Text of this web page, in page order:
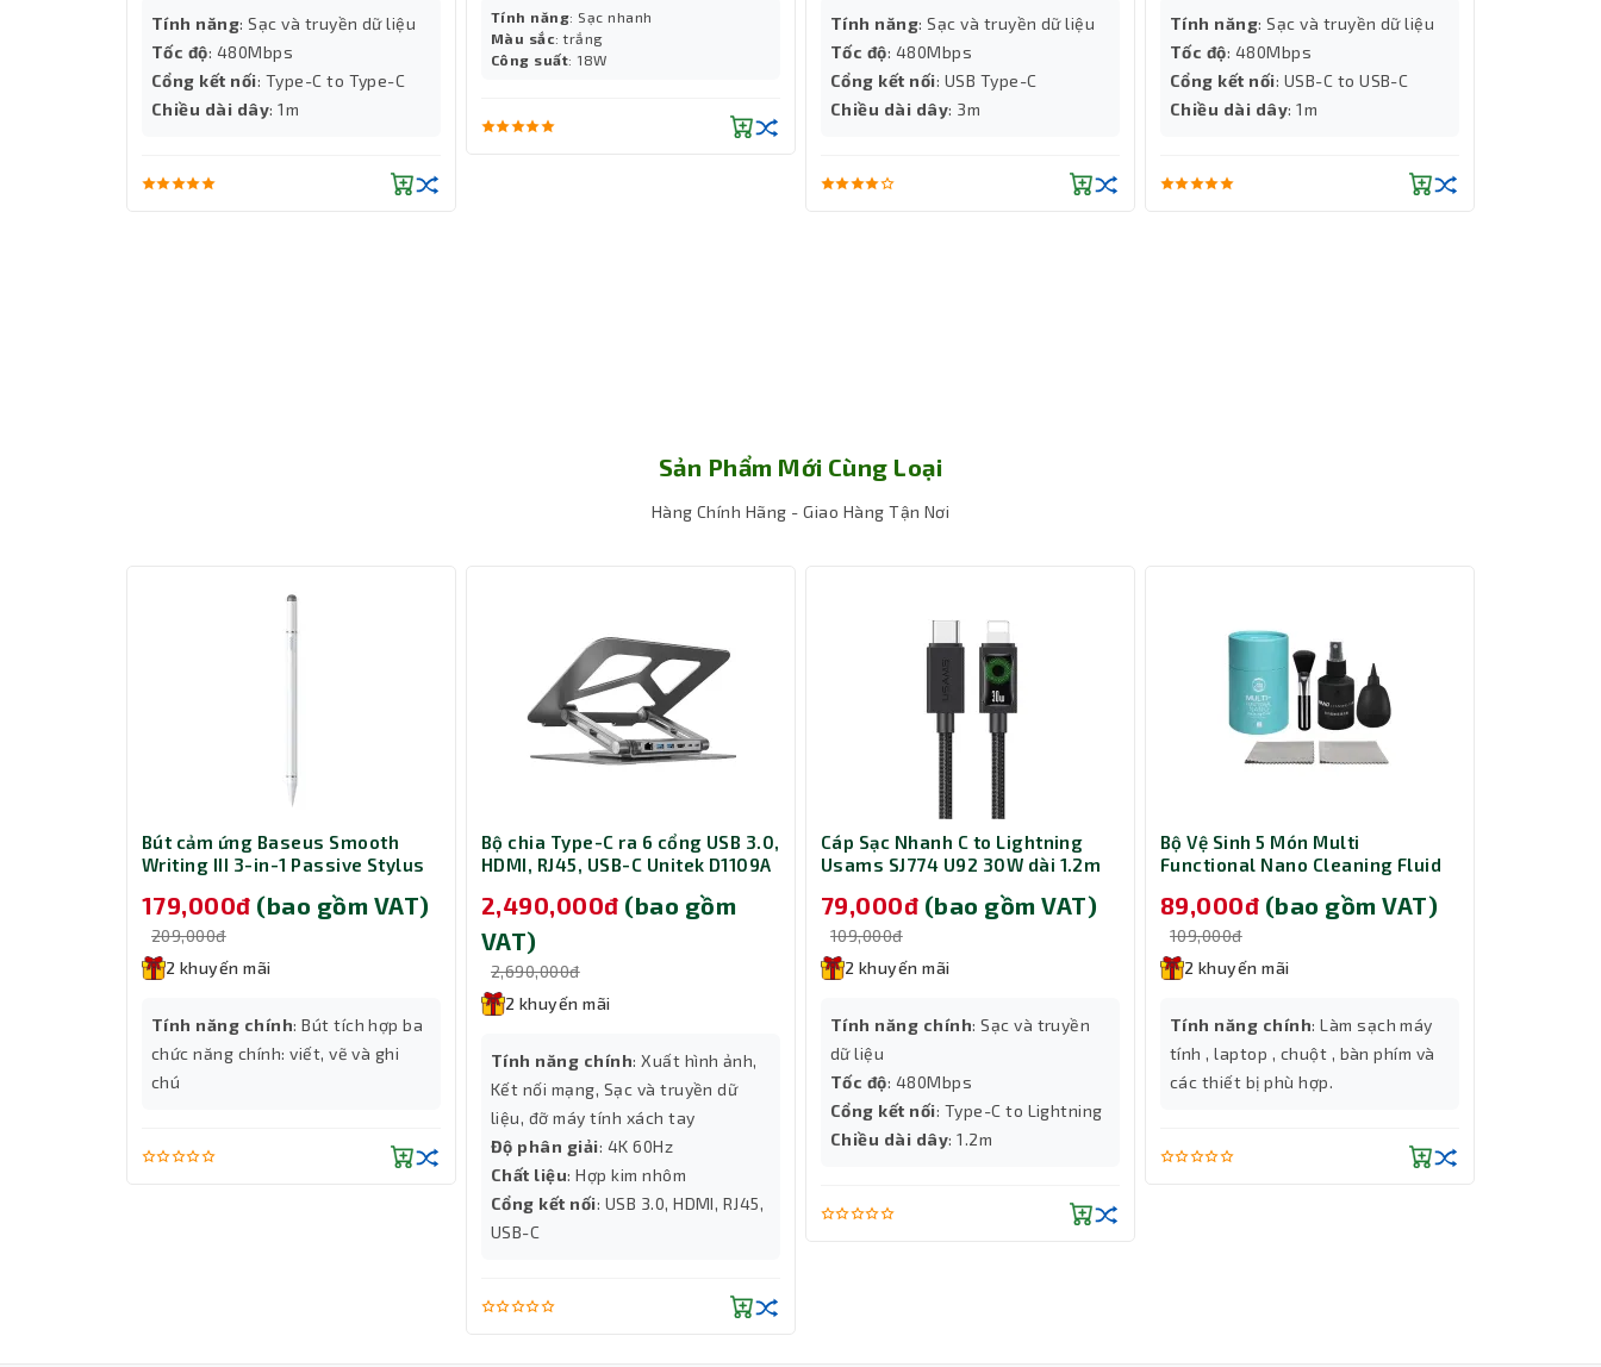
Kết Nối Không Dây Linh Hoạt
Với công nghệ kết nối không dây thông qua USB-A, Logitech k400 bluetooth mang lại sự linh hoạt cho việc kết nối với
nhiều thiết bị khác nhau. Việc cài đặt đơn giản và nhanh chóng giúp bạn có thể bắt đầu sử dụng ngay lập tức, không cần
phải lo lắng về việc cài đặt phức tạp.
Logitech k400+ này tương thích với nhiều hệ điều hành, bao gồm Windows, Android, và Chrome OS, mở rộng khả năng sử
dụng cho nhiều loại thiết bị khác nhau. Điều này làm cho logitech k400 plus bluetooth trở thành một lựa chọn đa dạng
Tính năng: Sạc và truyền dữ liệu
Tốc độ: 480Mbps
Cổng kết nối: Type-C to Type-C
Chiều dài dây: 1m
Tính năng: Sạc nhanh
Màu sắc: trắng
Công suất: 18W
Tính năng: Sạc và truyền dữ liệu
Tốc độ: 480Mbps
Cổng kết nối: USB Type-C
Chiều dài dây: 3m
Tính năng: Sạc và truyền dữ liệu
Tốc độ: 480Mbps
Cổng kết nối: USB-C to USB-C
Chiều dài dây: 1m
Sản Phẩm Mới Cùng Loại
Hàng Chính Hãng - Giao Hàng Tận Nơi
Bút cảm ứng Baseus Smooth
Writing III 3-in-1 Passive Stylus
White (LVN080-NM-WH)
179,000đ (bao gồm VAT)
209,000đ
2 khuyến mãi
Tính năng chính: Bút tích hợp ba
chức năng chính: viết, vẽ và ghi
chú
Bộ chia Type-C ra 6 cổng USB 3.0,
HDMI, RJ45, USB-C Unitek D1109A
2,490,000đ (bao gồm
VAT)
2,690,000đ
2 khuyến mãi
Tính năng chính: Xuất hình ảnh,
Kết nối mạng, Sạc và truyền dữ
liệu, đỡ máy tính xách tay
Độ phân giải: 4K 60Hz
Chất liệu: Hợp kim nhôm
Cổng kết nối: USB 3.0, HDMI, RJ45,
USB-C
Cáp Sạc Nhanh C to Lightning
Usams SJ774 U92 30W dài 1.2m
79,000đ (bao gồm VAT)
109,000đ
2 khuyến mãi
Tính năng chính: Sạc và truyền
dữ liệu
Tốc độ: 480Mbps
Cổng kết nối: Type-C to Lightning
Chiều dài dây: 1.2m
Bộ Vệ Sinh 5 Món Multi
Functional Nano Cleaning Fluid
89,000đ (bao gồm VAT)
109,000đ
2 khuyến mãi
Tính năng chính: Làm sạch máy
tính , laptop , chuột , bàn phím và
các thiết bị phù hợp.